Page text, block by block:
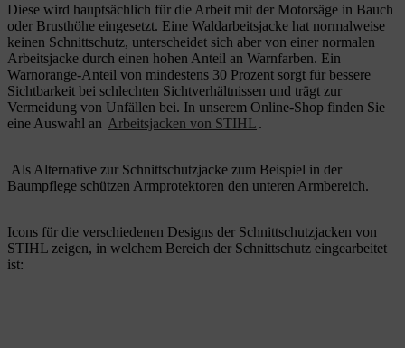
Diese wird hauptsächlich für die Arbeit mit der Motorsäge in Bauch
oder Brusthöhe eingesetzt. Eine Waldarbeitsjacke hat normalweise
keinen Schnittschutz, unterscheidet sich aber von einer normalen
Arbeitsjacke durch einen hohen Anteil an Warnfarben. Ein
Warnorange-Anteil von mindestens 30 Prozent sorgt für bessere
Sichtbarkeit bei schlechten Sichtverhältnissen und trägt zur
Vermeidung von Unfällen bei. In unserem Online-Shop finden Sie
eine Auswahl an Arbeitsjacken von STIHL .
Als Alternative zur Schnittschutzjacke zum Beispiel in der
Baumpflege schützen Armprotektoren den unteren Armbereich.
Icons für die verschiedenen Designs der Schnittschutzjacken von
STIHL zeigen, in welchem Bereich der Schnittschutz eingearbeitet
ist: